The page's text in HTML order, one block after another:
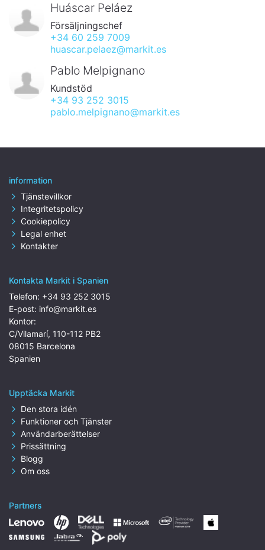
Huáscar Peláez
Försäljningschef
+34 60 259 7009
huascar.pelaez@markit.es
Pablo Melpignano
Kundstöd
+34 93 252 3015
pablo.melpignano@markit.es
information
Tjänstevillkor
Integritetspolicy
Cookiepolicy
Legal enhet
Kontakter
Kontakta Markit i Spanien
Telefon: +34 93 252 3015
E-post: info@markit.es
Kontor:
C/Vilamarí, 110-112 PB2
08015 Barcelona
Spanien
Upptäcka Markit
Den stora idén
Funktioner och Tjänster
Användarberättelser
Prissättning
Blogg
Om oss
Partners